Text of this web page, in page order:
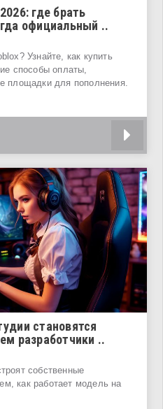
где брать
официальный ..
Узнайте, как купить
способы оплаты,
площадки для пополнения.
становятся
разработчики ..
собственные
как работает модель на